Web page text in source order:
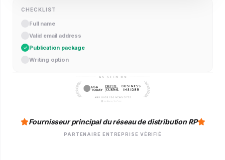
CHECKLIST
Full name
Valid email address
Publication package
Writing option
Fournisseur principal du réseau de distribution RP
PARTENAIRE ENTREPRISE VÉRIFIÉ